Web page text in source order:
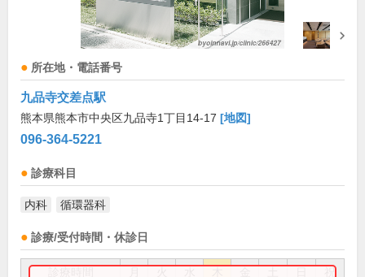
所在地・電話番号
九品寺交差点駅
熊本県熊本市中央区九品寺1丁目14-17 [地図]
096-364-5221
診療科目
内科 循環器科
診療/受付時間・休診日
祝